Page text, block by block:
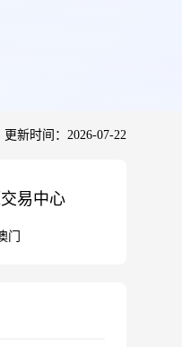
更新时间：2026-07-22
易中心
门